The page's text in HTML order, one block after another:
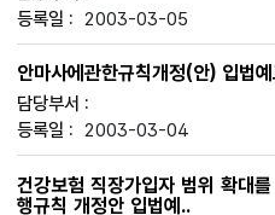
2003-03-05
안마사에관한규칙개정(안) 입법
2003-03-04
건강보험 직장가입자 범위 확대
행규칙 개정안 입법예..